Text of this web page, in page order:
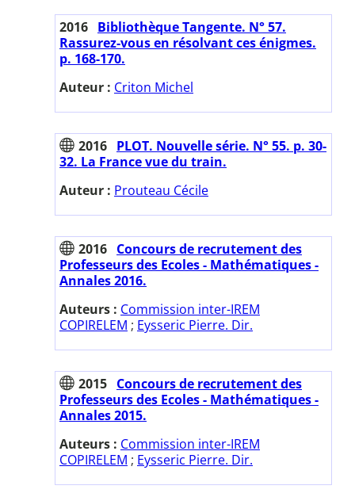
2016 Bibliothèque Tangente. N° 57.
Rassurez-vous en résolvant ces énigmes.
p. 168-170.
Auteur : Criton Michel
2016 PLOT. Nouvelle série. N° 55. p. 30-
32. La France vue du train.
Auteur : Prouteau Cécile
2016 Concours de recrutement des
Professeurs des Ecoles - Mathématiques -
Annales 2016.
Auteurs : Commission inter-IREM
COPIRELEM ; Eysseric Pierre. Dir.
2015 Concours de recrutement des
Professeurs des Ecoles - Mathématiques -
Annales 2015.
Auteurs : Commission inter-IREM
COPIRELEM ; Eysseric Pierre. Dir.